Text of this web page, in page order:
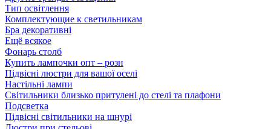
Тип освітлення
Комплектующие к светильникам
Бра декоративні
Ещё всякое
Фонарь столб
Купить лампочки опт – розн
Підвісні люстри для вашої оселі
Настільні лампи
Світильники близько притулені до стелі та плафони
Подсветка
Підвісні світильники на шнурі